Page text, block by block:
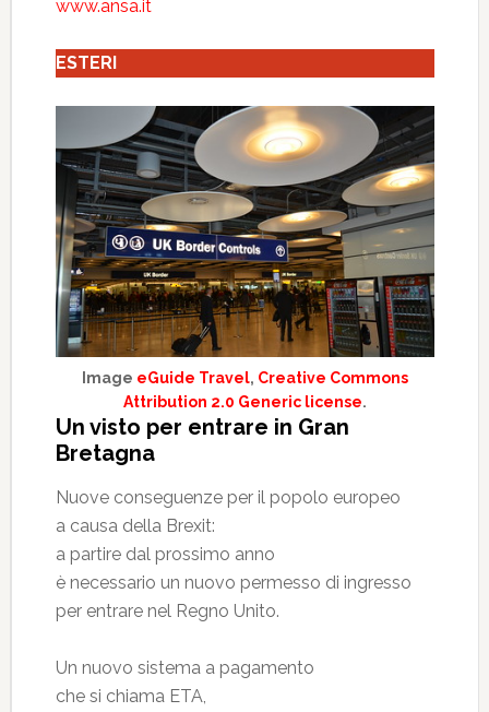
www.ansa.it
ESTERI
Image eGuide Travel, Creative Commons
Attribution 2.0 Generic license.
Un visto per entrare in Gran
Bretagna
Nuove conseguenze per il popolo europeo
a causa della Brexit:
a partire dal prossimo anno
è necessario un nuovo permesso di ingresso
per entrare nel Regno Unito.
Un nuovo sistema a pagamento
che si chiama ETA,